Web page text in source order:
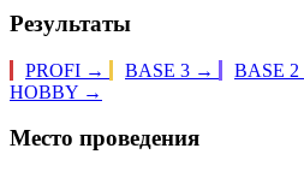
Результаты
PROFI → BASE 3 → BASE 2
HOBBY →
Место проведения